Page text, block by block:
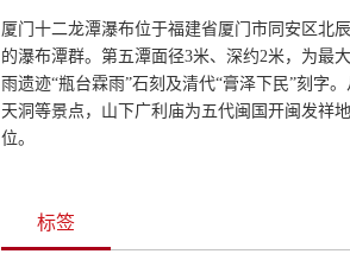
厦门十二龙潭瀑布位于福建省厦门市同安区北
的瀑布潭群。第五潭面径3米、深约2米，为最
雨遗迹“瓶台霖雨”石刻及清代“膏泽下民”刻字
天洞等景点，山下广利庙为五代闽国开闽发祥
位。
标签